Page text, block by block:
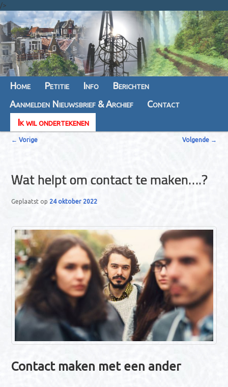
/>
Hoofdmenu
Spring
naar
de
primaire
Spring
naar
de
secundaire
Home Petitie Info
Berichten
Aanmelden Nieuwsbrief & Archief
Contact
Ik wil ondertekenen
B
i
t
n
a
v
g
a
t
← Vorige Volgende →
Wat helpt om contact te maken….?
Geplaatst op 24 oktober 2022
Contact maken met een ander